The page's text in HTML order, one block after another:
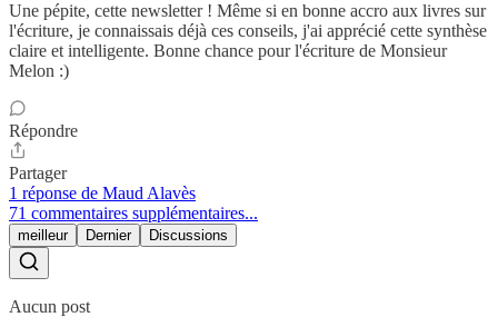
Une pépite, cette newsletter ! Même si en bonne accro aux livres sur
l'écriture, je connaissais déjà ces conseils, j'ai apprécié cette synthèse
claire et intelligente. Bonne chance pour l'écriture de Monsieur
Melon :)
Répondre
Partager
1 réponse de Maud Alavès
71 commentaires supplémentaires...
meilleur Dernier Discussions
Aucun post